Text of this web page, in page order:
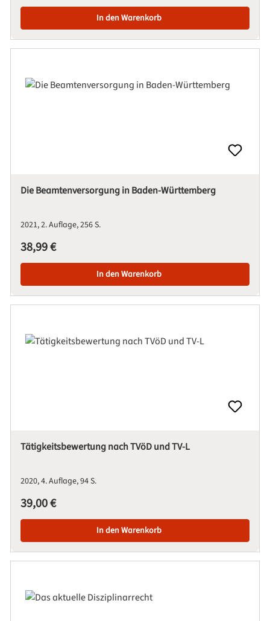
In den Warenkorb
Die Beamtenversorgung in Baden-Württemberg
20212. Auflage256 S.
Regulärer Preis:
38,99 €
In den Warenkorb
Tätigkeitsbewertung nach TVöD und TV-L
20204. Auflage94 S.
Regulärer Preis:
39,00 €
In den Warenkorb